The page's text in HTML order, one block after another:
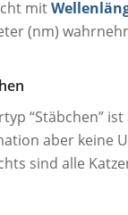
mit
(nm)
“Stäbchen”
aber keine
sind alle